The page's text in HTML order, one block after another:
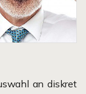
an diskret